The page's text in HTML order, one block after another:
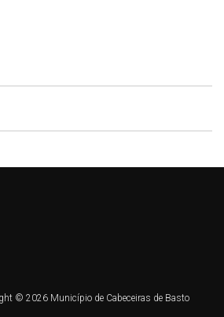
© 2026 Município de Cabeceiras de Basto